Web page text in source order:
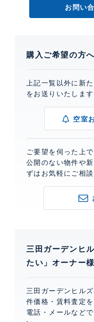
お問い
購入ご希望の方へ
上記一覧以外に新
をお送りいたします
空室
ご要望を伺った上
公開のない物件や
ずはお気軽にご相談
三田ガーデンヒ
たい」オーナー
三田ガーデンヒル
件価格・賃料査定
電話・メールなど